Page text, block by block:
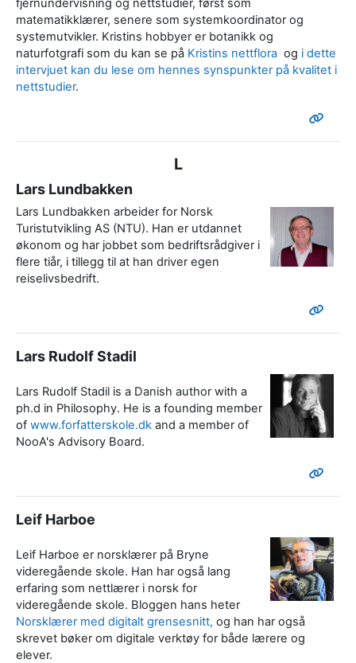
fjernundervisning og nettstudier, først som
matematikklærer, senere som systemkoordinator og
systemutvikler. Kristins hobbyer er botanikk og
naturfotgrafi som du kan se på Kristins nettflora og i dette
intervjuet kan du lese om hennes synspunkter på kvalitet i
nettstudier.
L
Lars Lundbakken
Lars Lundbakken arbeider for Norsk
Turistutvikling AS (NTU). Han er utdannet
økonom og har jobbet som bedriftsrådgiver i
flere tiår, i tillegg til at han driver egen
reiselivsbedrift.
Lars Rudolf Stadil
Lars Rudolf Stadil is a Danish author with a
ph.d in Philosophy. He is a founding member
of www.forfatterskole.dk and a member of
NooA's Advisory Board.
Leif Harboe
Leif Harboe er norsklærer på Bryne
videregående skole. Han har også lang
erfaring som nettlærer i norsk for
videregående skole. Bloggen hans heter
Norsklærer med digitalt grensesnitt, og han har også
skrevet bøker om digitale verktøy for både lærere og
elever.